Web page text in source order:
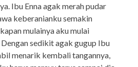
Ibu Enna agak merah pudar
keberanianku semakin
mulainya aku mulai
sedikit agak gugup Ibu
menarik kembali tangannya,